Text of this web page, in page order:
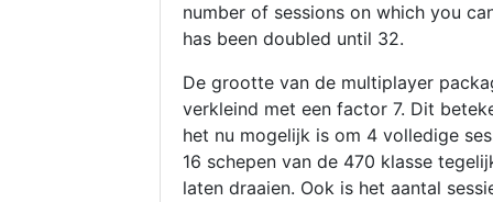
number of sessions on which you
has been doubled until 32.
De grootte van de multiplayer
verkleind met een factor 7. Dit
het nu mogelijk is om 4 volledige
16 schepen van de 470 klasse
laten draaien. Ook is het aantal